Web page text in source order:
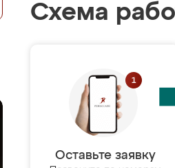
Схема
Оставьте заявку